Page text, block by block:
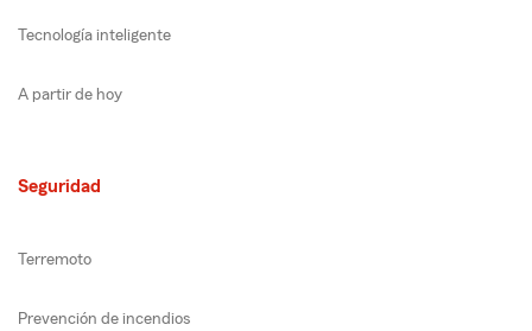
Tecnología inteligente
A partir de hoy
Seguridad
Terremoto
Prevención de incendios